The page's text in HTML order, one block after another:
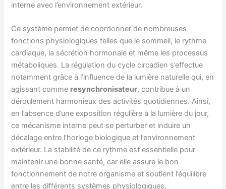
interne avec l’environnement extérieur.
Ce système permet de coordonner de nombreuses
fonctions physiologiques telles que le sommeil, le rythme
cardiaque, la sécrétion hormonale et même les processus
métaboliques. La régulation du cycle circadien s’effectue
notamment grâce à l’influence de la lumière naturelle qui, en
agissant comme resynchronisateur, contribue à un
déroulement harmonieux des activités quotidiennes. Ainsi,
en l’absence d’une exposition régulière à la lumière du jour,
ce mécanisme interne peut se perturber et induire un
décalage entre l’horloge biologique et l’environnement
extérieur. La stabilité de ce rythme est essentielle pour
maintenir une bonne santé, car elle assure le bon
fonctionnement de notre organisme et soutient l’équilibre
entre les différents systèmes physiologiques.